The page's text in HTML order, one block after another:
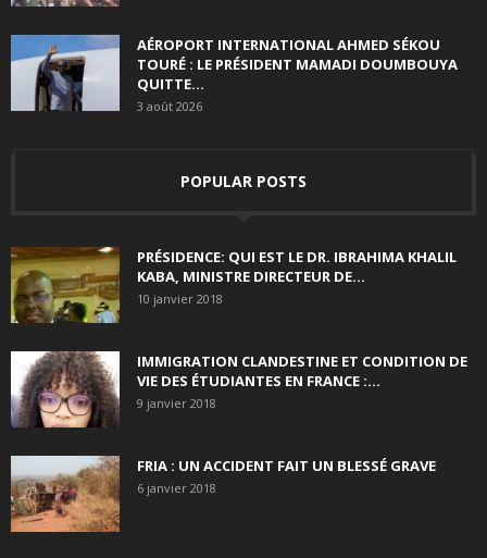
AÉROPORT INTERNATIONAL AHMED SÉKOU
TOURÉ : LE PRÉSIDENT MAMADI DOUMBOUYA
QUITTE...
3 août 2026
POPULAR POSTS
PRÉSIDENCE: QUI EST LE DR. IBRAHIMA KHALIL
KABA, MINISTRE DIRECTEUR DE...
10 janvier 2018
IMMIGRATION CLANDESTINE ET CONDITION DE
VIE DES ÉTUDIANTES EN FRANCE :...
9 janvier 2018
FRIA : UN ACCIDENT FAIT UN BLESSÉ GRAVE
6 janvier 2018